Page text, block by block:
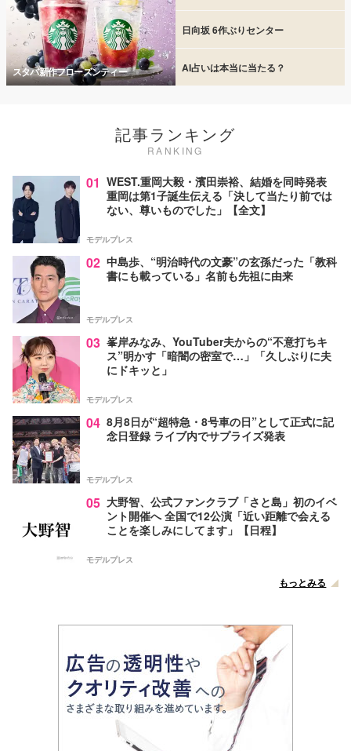
スタバ新作フローズンティー
日向坂 6作ぶりセンター
AI占いは本当に当たる？
記事ランキング
RANKING
01 WEST.重岡大毅・濱田崇裕、結婚を同時発表
重岡は第1子誕生伝える「決して当たり前では
ない、尊いものでした」【全文】
モデルプレス
02 中島歩、“明治時代の文豪”の玄孫だった「教科
書にも載っている」名前も先祖に由来
モデルプレス
03 峯岸みなみ、YouTuber夫からの“不意打ちキ
ス”明かす「暗闇の密室で…」「久しぶりに夫
にドキッと」
モデルプレス
04 8月8日が“超特急・8号車の日”として正式に記
念日登録 ライブ内でサプライズ発表
モデルプレス
05 大野智、公式ファンクラブ「さと島」初のイベ
ント開催へ 全国で12公演「近い距離で会える
ことを楽しみにしてます」【日程】
モデルプレス
もっとみる